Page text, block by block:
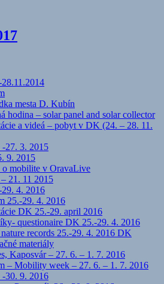
mesta D. Kubín
hodina – solar panel and solar collector
a videá – pobyt v DK (24. – 28. 11.
-27. 3. 2015
9. 2015
o mobilite v OravaLive
21. 11 2015
4. 2016
25.-29. 4. 2016
DK 25.-29. april 2016
questionaire DK 25.-29. 4. 2016
records 25.-29. 4. 2016 DK
materiály
Kaposvár – 27. 6. – 1. 7. 2016
– Mobility week – 27. 6. – 1. 7. 2016
-30. 9. 2016